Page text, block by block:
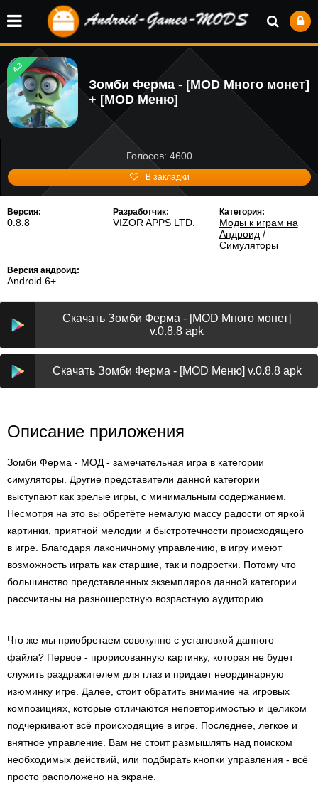
4.3
Зомби Ферма - [MOD Много монет]
+ [MOD Меню]
Голосов: 4600
В закладки
Версия:
0.8.8
Разработчик:
VIZOR APPS LTD.
Категория:
Моды к играм на
Андроид /
Симуляторы
Версия андроид:
Android 6+
Скачать Зомби Ферма - [MOD Много монет]
v.0.8.8 apk
Скачать Зомби Ферма - [MOD Меню] v.0.8.8 apk
Описание приложения
Зомби Ферма - МОД - замечательная игра в категории
симуляторы. Другие представители данной категории
выступают как зрелые игры, с минимальным содержанием.
Несмотря на это вы обретёте немалую массу радости от яркой
картинки, приятной мелодии и быстротечности происходящего
в игре. Благодаря лаконичному управлению, в игру имеют
возможность играть как старшие, так и подростки. Потому что
большинство представленных экземпляров данной категории
рассчитаны на разношерстную возрастную аудиторию.
Что же мы приобретаем совокупно с установкой данного
файла? Первое - прорисованную картинку, которая не будет
служить раздражителем для глаз и придает неординарную
изюминку игре. Далее, стоит обратить внимание на игровых
композициях, которые отличаются неповторимостью и целиком
подчеркивают всё происходящие в игре. Последнее, легкое и
внятное управление. Вам не стоит размышлять над поиском
необходимых действий, или подбирать кнопки управления - всё
просто расположено на экране.